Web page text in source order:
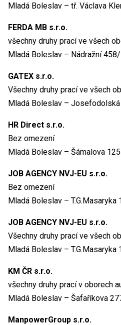
Mladá Boleslav – tř. Václava
FERDA MB s.r.o.
všechny druhy prací ve všech
Mladá Boleslav – Nádražní
GATEX s.r.o.
Všechny druhy prací ve všech
Mladá Boleslav –
HR Direct s.r.o.
Bez omezení
Mladá Boleslav – Šámalova
JOB AGENCY NVJ-EU s.r.o.
Bez omezení
Mladá Boleslav –
JOB AGENCY NVJ-EU s.r.o.
Všechny druhy prací ve všech
Mladá Boleslav –
KM ČR s.r.o.
všechny druhy prací v oborech
Mladá Boleslav – Šafaříkova
ManpowerGroup s.r.o.